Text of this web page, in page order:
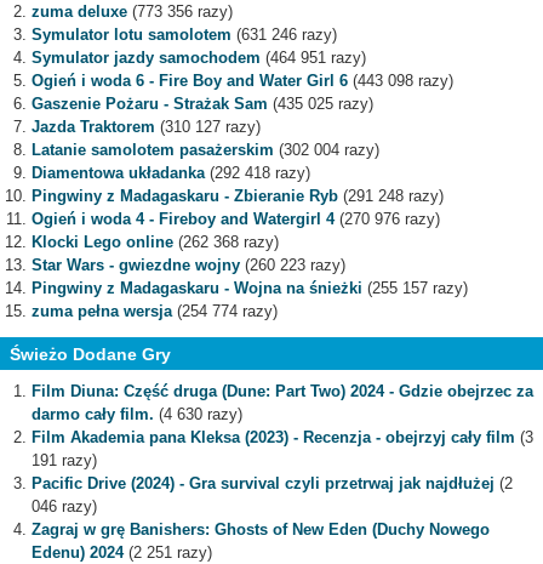
zuma deluxe (773 356 razy)
Symulator lotu samolotem (631 246 razy)
Symulator jazdy samochodem (464 951 razy)
Ogień i woda 6 - Fire Boy and Water Girl 6 (443 098 razy)
Gaszenie Pożaru - Strażak Sam (435 025 razy)
Jazda Traktorem (310 127 razy)
Latanie samolotem pasażerskim (302 004 razy)
Diamentowa układanka(292 418 razy)
Pingwiny z Madagaskaru - Zbieranie Ryb (291 248 razy)
Ogień i woda 4 - Fireboy and Watergirl 4(270 976 razy)
Klocki Lego online (262 368 razy)
Star Wars - gwiezdne wojny (260 223 razy)
Pingwiny z Madagaskaru - Wojna na śnieżki (255 157 razy)
zuma pełna wersja(254 774 razy)
Świeżo Dodane Gry
Film Diuna: Część druga (Dune: Part Two) 2024 - Gdzie obejrzec za
darmo cały film. (4 630 razy)
Film Akademia pana Kleksa (2023) - Recenzja - obejrzyj cały film (3
191 razy)
Pacific Drive (2024) - Gra survival czyli przetrwaj jak najdłużej (2
046 razy)
Zagraj w grę Banishers: Ghosts of New Eden (Duchy Nowego
Edenu) 2024(2 251 razy)